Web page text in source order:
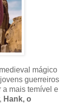
mágico
guerreiros
a mais temível e
Hank, o